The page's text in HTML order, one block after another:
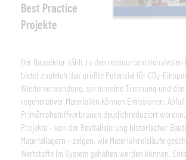
Best Practice
Projekte
Der Bausektor zählt zu den ressourcenintensivsten
bietet zugleich das größte Potenzial für CO₂-
Wiederverwendung, sortenreine Trennung und den
regenerativer Materialien können Emissionen,
Primärrohstoffverbrauch deutlichreduziert
Projekte – von der Revitalisierung historischer
Materiallagern – zeigen, wie Materialkreisläufe
Wertstoffe im System gehalten werden können.